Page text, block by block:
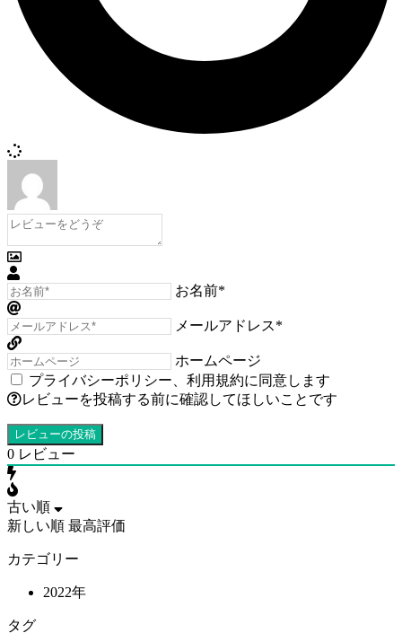
お名前*
メールアドレス*
ホームページ
プライバシーポリシー
利用規約に同意します
レビューを投稿する前に確認してほしいことです
0 レビュー
古い順
新しい順 最高評価
カテゴリー
2022年
タグ